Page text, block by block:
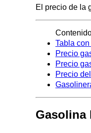
El precio de la
Tabla
Precio
Precio
Precio
Gasolina